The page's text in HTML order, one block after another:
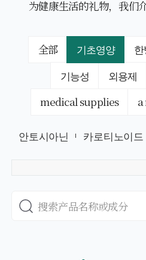
为健康生活的礼物，我们
全部 기초영양
기능성
외용제
medical supplies
안토시아닌 카로티노이드